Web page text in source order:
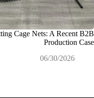
Cage Nets: A Recent B2B
Production Case
06/30/2026